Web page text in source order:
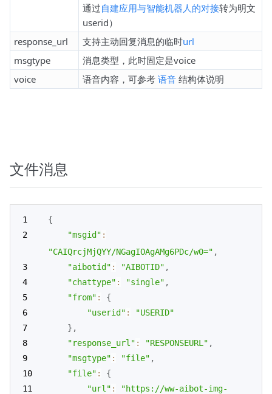
通过自建应用与智能机器人的对接转为明文
userid）
response_url
支持主动回复消息的临时url
msgtype
消息类型，此时固定是voice
voice
语音内容，可参考 语音 结构体说明
文件消息
{
"msgid" :
"CAIQrcjMjQYY/NGagIOAgAMg6PDc/w0=" ,
"aibotid" : "AIBOTID" ,
"chattype" : "single" ,
"from" :
{
"userid" :
"USERID"
} ,
"response_url" : "RESPONSEURL" ,
"msgtype" : "file" ,
"file" :
{
"url" :
"https://ww-aibot-img-